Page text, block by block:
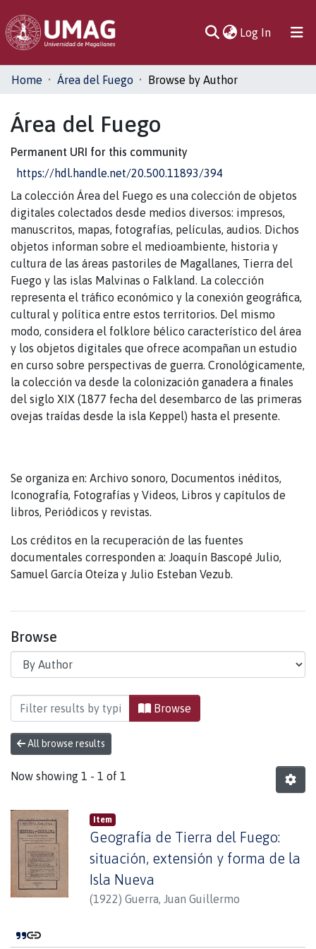
Log In(current)
Communities
All of DSpace
Home Área del Fuego Browse by Author
Área del Fuego
Permanent URI for this community
https://hdl.handle.net/20.500.11893/394
La colección Área del Fuego es una colección de objetos
digitales colectados desde medios diversos: impresos,
manuscritos, mapas, fotografías, películas, audios. Dichos
objetos informan sobre el medioambiente, historia y
cultura de las áreas pastoriles de Magallanes, Tierra del
Fuego y las islas Malvinas o Falkland. La colección
representa el tráfico económico y la conexión geográfica,
cultural y política entre estos territorios. Del mismo
modo, considera el folklore bélico característico del área
y los objetos digitales que ofrece acompañan un estudio
en curso sobre perspectivas de guerra. Cronológicamente,
la colección va desde la colonización ganadera a finales
del siglo XIX (1877 fecha del desembarco de las primeras
ovejas traídas desde la isla Keppel) hasta el presente.
Se organiza en: Archivo sonoro, Documentos inéditos,
Iconografía, Fotografías y Videos, Libros y capítulos de
libros, Periódicos y revistas.
Los créditos en la recuperación de las fuentes
documentales corresponden a: Joaquín Bascopé Julio,
Samuel García Oteíza y Julio Esteban Vezub.
Browse
Browsing Área del Fuego by Author "Guerra,
Browse
All browse results
Now showing 1 - 1 of 1
Item
Geografía de Tierra del Fuego:
situación, extensión y forma de la
Isla Nueva
(1922) Guerra, Juan Guillermo